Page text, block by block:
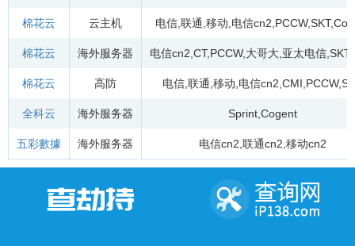
棉花云 云主机 电信 联通 移动 电信cn2 PCCW,SKT,
棉花云 海外服务器 电信cn2 CT,PCCW, 大哥大 亚太电信 SKT
棉花云 高防 电信 联通 移动 电信cn2 CMI PCCW,
全科云 海外服务器 Sprint Cogent
五彩數據 海外服务器 电信cn2 联通cn2 移动cn2